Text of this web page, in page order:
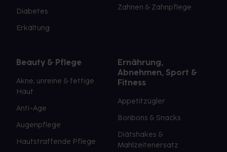
Diabetes
Erkältung
Zahnen & Zahnpflege
Beauty & Pflege
Akne, unreine & fettige
Haut
Anti-Age
Augenpflege
Hautstraffende Pflege
Ernährung,
Abnehmen, Sport &
Fitness
Appetitzügler
Bonbons & Snacks
Diätshakes &
Mahlzeitenersatz